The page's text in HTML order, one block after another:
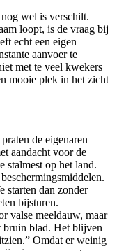
wel is verschilt.
loopt, is de vraag bij
echt een eigen
aanvoer te
met te veel kwekers
mooie plek in het zicht
de eigenaren
aandacht voor de
stalmest op het land.
starten dan zonder
bijsturen.
valse meeldauw, maar
bruin blad. Het blijven
Omdat er weinig